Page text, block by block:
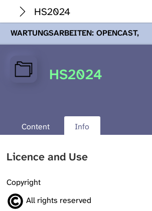
HS2024
WARTUNGSARBEITEN: OPENCAST,
PODCASTS & TOBIRA
Mi 19. August
Wartungsarbeiten an den Opencast-
Servern werden Ihnen Podcasts,
HS2024
Content Info
Licence and Use
Copyright
All rights reserved